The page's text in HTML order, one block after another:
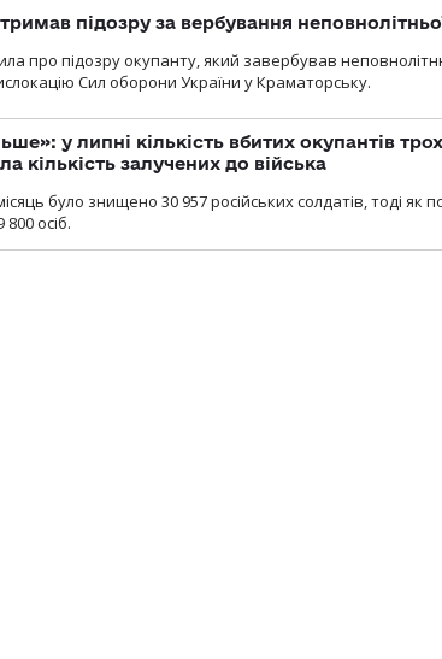
підозру за вербування
про підозру окупанту, який завербував
Сил оборони України у Краматорську.
у липні кількість вбитих окупантів
кількість залучених до війська
було знищено 30 957 російських солдатів, тоді як
осіб.